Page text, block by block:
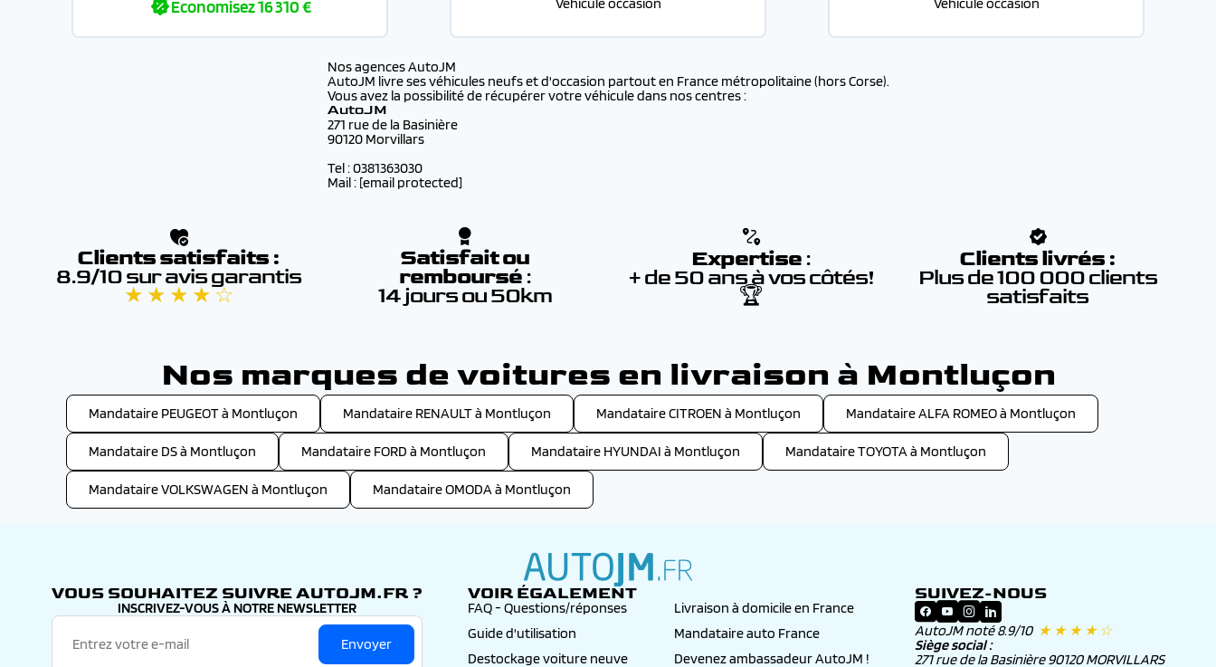
Economisez16 310 €
Nos agences AutoJM
AutoJM livre ses véhicules neufs et d'occasion partout en France métropolitaine (hors Corse).
Vous avez la possibilité de récupérer votre véhicule dans nos centres :
AutoJM
271 rue de la Basinière
90120 Morvillars
Tel : 0381363030
Mail : [email protected]
Clients satisfaits :
8.9/10 sur avis garantis
★ ★ ★ ★ ☆
Satisfait ou
remboursé :
14 jours ou 50km
Expertise :
+ de 50 ans à vos côtés!
🏆
Clients livrés :
Plus de 100 000 clients
satisfaits
Nos marques de voitures en livraison à Montluçon
Mandataire PEUGEOT à Montluçon Mandataire RENAULT à Montluçon Mandataire CITROEN à Montluçon Mandataire ALFA ROMEO à Montluçon
Mandataire DS à Montluçon Mandataire FORD à Montluçon Mandataire HYUNDAI à Montluçon Mandataire TOYOTA à Montluçon
Mandataire VOLKSWAGEN à Montluçon Mandataire OMODA à Montluçon
autojm.fr
VOUS SOUHAITEZ SUIVRE AUTOJM.FR ?
INSCRIVEZ-VOUS À NOTRE NEWSLETTER
Envoyer
VOIR ÉGALEMENT
FAQ - Questions/réponses
Livraison à domicile en France
Guide d'utilisation
Mandataire auto France
Destockage voiture neuve
Devenez ambassadeur AutoJM !
SUIVEZ-NOUS
AutoJM noté 8.9/10 ★ ★ ★ ★ ☆
Siège social :
271 rue de la Basinière 90120 MORVILLARS